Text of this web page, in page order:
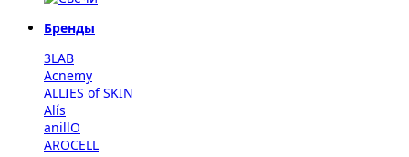
Бренды
3LAB
Acnemy
ALLIES of SKIN
Alís
anillO
AROCELL